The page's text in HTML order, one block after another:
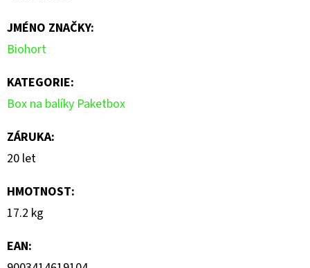
JMÉNO ZNAČKY:
Biohort
KATEGORIE:
Box na balíky Paketbox
ZÁRUKA:
20 let
HMOTNOST:
17.2 kg
EAN: